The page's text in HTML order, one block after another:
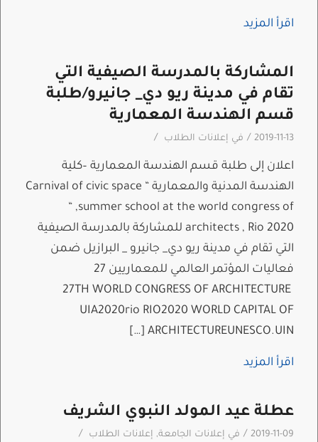
اقرأ المزيد
المشاركة بالمدرسة الصيفية التي
تقام في مدينة ريو دي_ جانيرو/طلبة
قسم الهندسة المعمارية
2019-11-13
/ في إعلانات الطلاب /
اعلان إلى طلبة قسم الهندسة المعمارية –كلية
الهندسة المدنية والمعمارية “ Carnival of civic space
“ ,summer school at the world congress of
architects , Rio 2020 للمشاركة بالمدرسة الصيفية
التي تقام في مدينة ريو دي_ جانيرو _ البرازيل ضمن
فعاليات المؤتمر العالمي للمعماريين 27
27TH WORLD CONGRESS OF ARCHITECTURE
UIA2020rio RIO2020 WORLD CAPITAL OF
ARCHITECTUREUNESCO.UIN […]
اقرأ المزيد
عطلة عيد المولد النبوي الشريف
2019-11-09
/ في إعلانات الجامعة, إعلانات الطلاب /